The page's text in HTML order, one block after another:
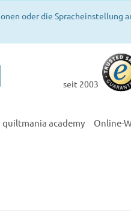
oder die Spracheinstellung
seit 2003
quiltmania academy Online-